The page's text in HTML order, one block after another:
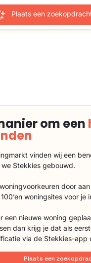
Plaats een
om een
vinden wij een
Stekkies gebouwd.
door
woningsites voor je
een nieuwe woning
dan krijg je dat als
via de Stekkies-app
Plaats een